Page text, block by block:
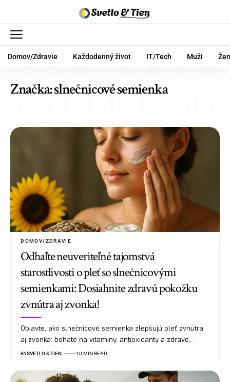
Domov/Zdravie Každodenný život IT/Tech Muži
Značka:slnečnicové semienka
DOMOV/ZDRAVIE
Odhaľte neuveriteľné tajomstvá
starostlivosti o pleť so slnečnicovými
semienkami: Dosiahnite zdravú pokožku
zvnútra aj zvonka!
Objavte, ako slnečnicové semienka zlepšujú pleť zvnútra
aj zvonka: bohaté na vitamíny, antioxidanty a zdravé…
BYSVETLO & TIEN 10 MIN READ